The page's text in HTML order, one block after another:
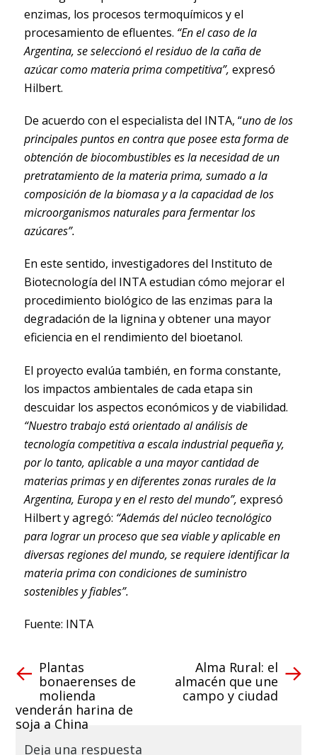
enzimas, los procesos termoquímicos y el
procesamiento de efluentes. “En el caso de la
Argentina, se seleccionó el residuo de la caña de
azúcar como materia prima competitiva”, expresó
Hilbert.
De acuerdo con el especialista del INTA, “uno de los
principales puntos en contra que posee esta forma de
obtención de biocombustibles es la necesidad de un
pretratamiento de la materia prima, sumado a la
composición de la biomasa y a la capacidad de los
microorganismos naturales para fermentar los
azúcares”.
En este sentido, investigadores del Instituto de
Biotecnología del INTA estudian cómo mejorar el
procedimiento biológico de las enzimas para la
degradación de la lignina y obtener una mayor
eficiencia en el rendimiento del bioetanol.
El proyecto evalúa también, en forma constante,
los impactos ambientales de cada etapa sin
descuidar los aspectos económicos y de viabilidad.
“Nuestro trabajo está orientado al análisis de
tecnología competitiva a escala industrial pequeña y,
por lo tanto, aplicable a una mayor cantidad de
materias primas y en diferentes zonas rurales de la
Argentina, Europa y en el resto del mundo”, expresó
Hilbert y agregó: “Además del núcleo tecnológico
para lograr un proceso que sea viable y aplicable en
diversas regiones del mundo, se requiere identificar la
materia prima con condiciones de suministro
sostenibles y fiables”.
Fuente: INTA
Plantas
bonaerenses de
molienda
venderán harina de
soja a China
Alma Rural: el
almacén que une
campo y ciudad
Deja una respuesta